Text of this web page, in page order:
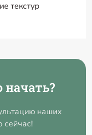
текстур
начать?
наших
сейчас!